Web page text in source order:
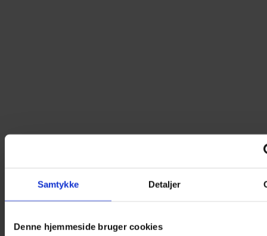
Samtykke Detaljer
Denne hjemmeside bruger cookies